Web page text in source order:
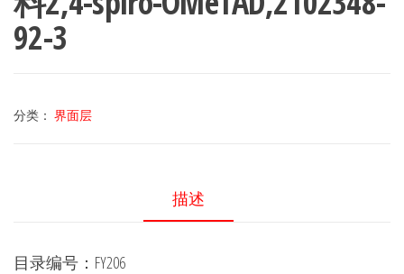
92-3
分类： 界面层
描述
目录编号：FY206